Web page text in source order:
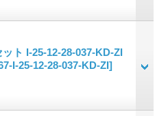
ト I-25-12-28-037-KD-ZI
I-25-12-28-037-KD-ZI]